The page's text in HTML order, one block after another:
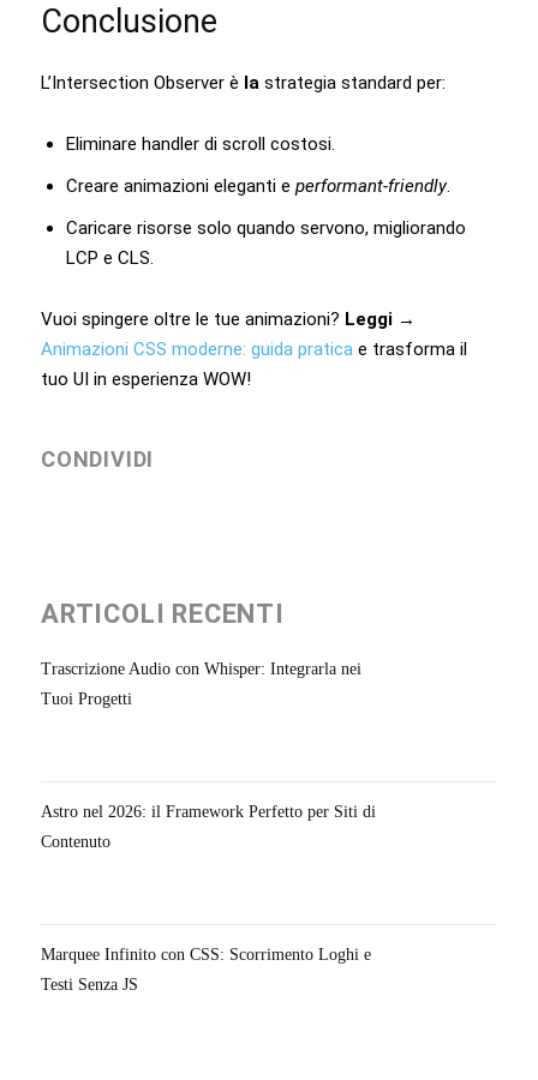
Conclusione
L’Intersection Observer è la strategia standard per:
Eliminare handler di scroll costosi.
Creare animazioni eleganti e performant‑friendly.
Caricare risorse solo quando servono, migliorando
LCP e CLS.
Vuoi spingere oltre le tue animazioni? Leggi →
Animazioni CSS moderne: guida pratica e trasforma il
tuo UI in esperienza WOW!
CONDIVIDI
ARTICOLI RECENTI
Trascrizione Audio con Whisper: Integrarla nei
Tuoi Progetti
Astro nel 2026: il Framework Perfetto per Siti di
Contenuto
Marquee Infinito con CSS: Scorrimento Loghi e
Testi Senza JS